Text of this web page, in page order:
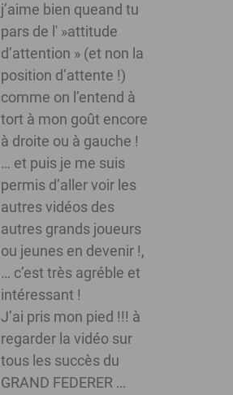
j’aime bien queand tu
pars de l' »attitude
d’attention » (et non la
position d’attente !)
comme on l’entend à
tort à mon goût encore
à droite ou à gauche !
… et puis je me suis
permis d’aller voir les
autres vidéos des
autres grands joueurs
ou jeunes en devenir !,
… c’est très agréble et
intéressant !
J’ai pris mon pied !!! à
regarder la vidéo sur
tous les succès du
GRAND FEDERER …